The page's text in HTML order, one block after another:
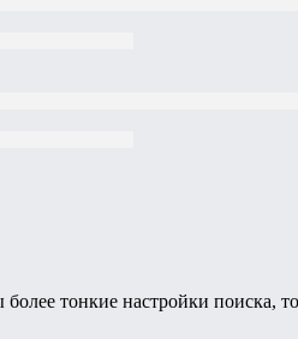
тонкие настройки поиска,